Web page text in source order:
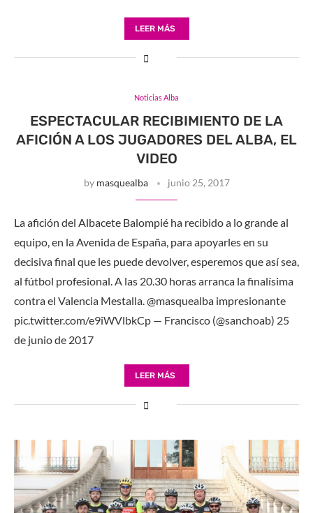
LEER MÁS
Noticias Alba
ESPECTACULAR RECIBIMIENTO DE LA
AFICIÓN A LOS JUGADORES DEL ALBA, EL
VIDEO
by masquealba junio 25, 2017
La afición del Albacete Balompié ha recibido a lo grande al
equipo, en la Avenida de España, para apoyarles en su
decisiva final que les puede devolver, esperemos que así sea,
al fútbol profesional. A las 20.30 horas arranca la finalísima
contra el Valencia Mestalla. @masquealba impresionante
pic.twitter.com/e9iWVlbkCp — Francisco (@sanchoab) 25
de junio de 2017
LEER MÁS